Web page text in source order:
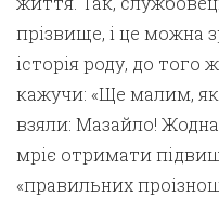
прізвище, і це можна
історія роду, до того
кажучи: «Ще малим,
взяли: Мазайло!
мріє отримати
«правильних